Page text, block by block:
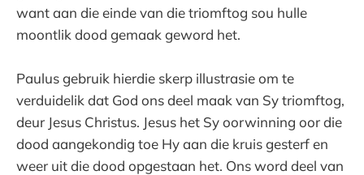
want aan die einde van die triomftog sou hulle
moontlik dood gemaak geword het.
Paulus gebruik hierdie skerp illustrasie om te
verduidelik dat God ons deel maak van Sy triomftog,
deur Jesus Christus. Jesus het Sy oorwinning oor die
dood aangekondig toe Hy aan die kruis gesterf en
weer uit die dood opgestaan het. Ons word deel van